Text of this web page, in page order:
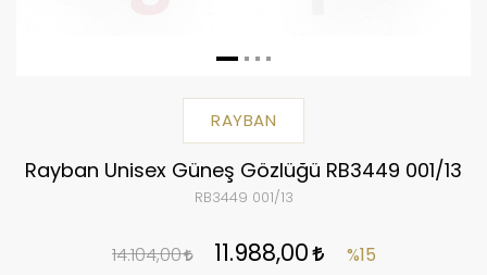
RAYBAN
Rayban Unisex Güneş Gözlüğü RB3449 001/13
RB3449 001/13
14.104,00 11.988,00 %15